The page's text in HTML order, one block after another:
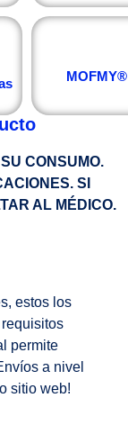
CONSUMO.
SI
AL MÉDICO.
estos los
permite
a nivel
sitio web!